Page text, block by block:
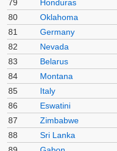
79 Honduras
80
Oklahoma
81
Germany
82
Nevada
83
Belarus
84
Montana
85
Italy
86
Eswatini
87
Zimbabwe
88
Sri Lanka